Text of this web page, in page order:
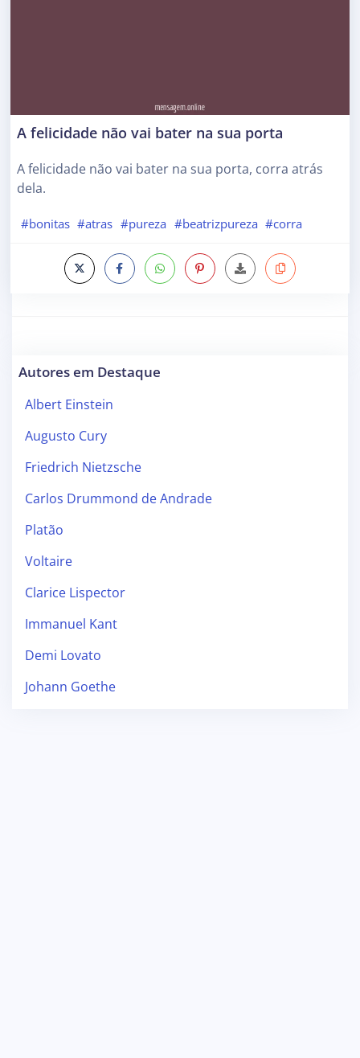
A felicidade não vai bater na sua porta
A felicidade não vai bater na sua porta, corra atrás
dela.
#bonitas #atras #pureza #beatrizpureza #corra
Autores em Destaque
Albert Einstein
Augusto Cury
Friedrich Nietzsche
Carlos Drummond de Andrade
Platão
Voltaire
Clarice Lispector
Immanuel Kant
Demi Lovato
Johann Goethe